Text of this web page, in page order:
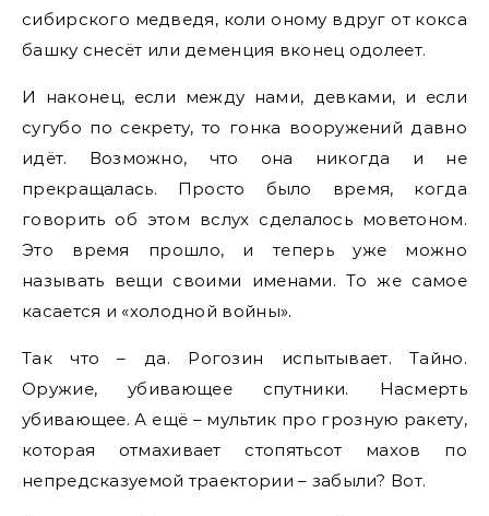
сибирского медведя, коли оному вдруг от кокса
башку снесёт или деменция вконец одолеет.
И наконец, если между нами, девками, и если
сугубо по секрету, то гонка вооружений давно
идёт. Возможно, что она никогда и не
прекращалась. Просто было время, когда
говорить об этом вслух сделалось моветоном.
Это время прошло, и теперь уже можно
называть вещи своими именами. То же самое
касается и «холодной войны».
Так что – да. Рогозин испытывает. Тайно.
Оружие, убивающее спутники. Насмерть
убивающее. А ещё – мультик про грозную ракету,
которая отмахивает стопятьсот махов по
непредсказуемой траектории – забыли? Вот.